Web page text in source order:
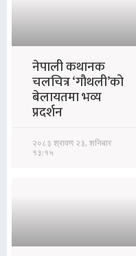
नेपाली कथानक
चलचित्र ‘गौथली’को
बेलायतमा भव्य
प्रदर्शन
२०८३ श्रावण २३, शनिबार
१३:१५